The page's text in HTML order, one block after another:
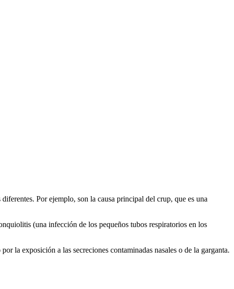
Por ejemplo, son la causa principal del crup, que es una
(una infección de los pequeños tubos respiratorios en los
la exposición a las secreciones contaminadas nasales o de la garganta.